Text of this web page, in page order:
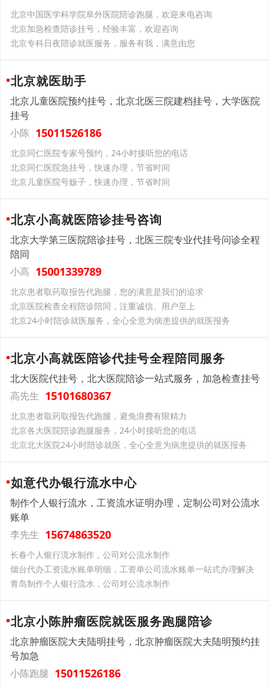
北京中国医学科学院阜外医院陪诊跑腿，欢迎来电咨询
北京加急检查陪诊挂号，经验丰富，欢迎咨询
北京专科日夜陪诊就医服务，服务有我，满意由您
北京就医助手
北京儿童医院预约挂号，北京北医三院建档挂号，大学医院
挂号
小陈 15011526186
北京同仁医院专家号预约，24小时接听您的电话
北京同仁医院急挂号，快速办理，节省时间
北京儿童医院号贩子，快速办理，节省时间
北京小高就医陪诊挂号咨询
北京大学第三医院陪诊挂号，北医三院专业代挂号问诊全程
陪同
小高 15001339789
北京患者取药取报告代跑腿，您的满意是我们的追求
北京医院检查全程陪诊陪同，注重诚信、用户至上
北京24小时陪诊就医服务，全心全意为病患提供的就医报务
北京小高就医陪诊代挂号全程陪同服务
北大医院代挂号，北大医院陪诊一站式服务，加急检查挂号
高先生 15101680367
北京患者取药取报告代跑腿，避免浪费有限精力
北京各大医院陪诊跑腿服务，24小时接听您的电话
北京北大医院24小时陪诊就医，全心全意为病患提供的就医报务
如意代办银行流水中心
制作个人银行流水，工资流水证明办理，定制公司对公流水
账单
李先生 15674863520
长春个人银行流水制作，公司对公流水制作
烟台代办工资流水账单明细，工资单公司流水账单一站式办理解决
青岛制作个人银行流水，公司对公流水制作
北京小陈肿瘤医院就医服务跑腿陪诊
北京肿瘤医院大夫陆明挂号，北京肿瘤医院大夫陆明预约挂
号加急
小陈跑腿 15011526186